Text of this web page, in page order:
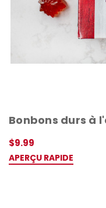
Bonbons durs à
$9.99
APERÇU RAPIDE
Keep me up to date
For more information on how we